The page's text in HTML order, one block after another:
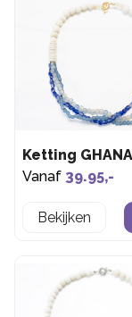
Ketting
Vanaf 39.95,-
Bekijken